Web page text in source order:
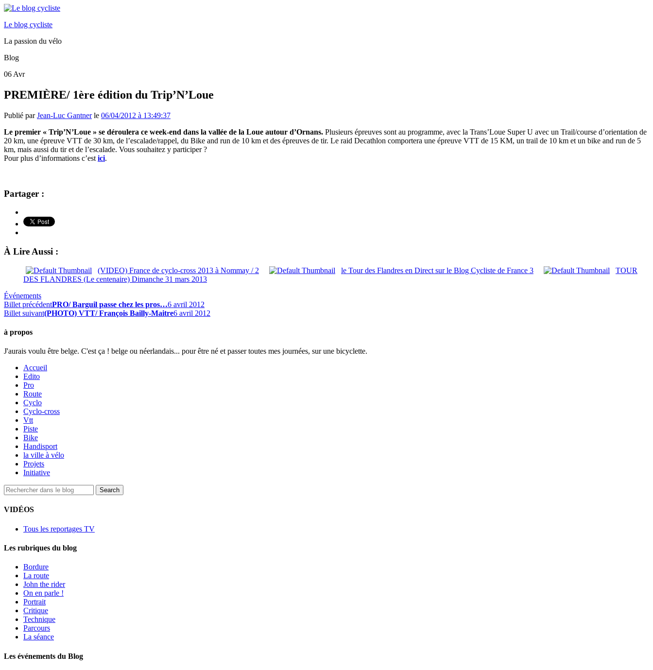
Le blog cycliste
La passion du vélo
Blog
06 Avr
PREMIÈRE/ 1ère édition du Trip’N’Loue
Publié parJean-Luc Gantnerle 06/04/2012 à 13:49:37
Le premier « Trip’N’Loue » se déroulera ce week-end dans la vallée de la Loue autour d’Ornans. Plusieurs épreuves sont au programme, avec la Trans’Loue Super U avec un Trail/course d’orientation de
20 km, une épreuve VTT de 30 km, de l’escalade/rappel, du Bike and run de 10 km et des épreuves de tir. Le raid Decathlon comportera une épreuve VTT de 15 KM, un trail de 10 km et un bike and run de 5
km, mais aussi du tir et de l’escalade. Vous souhaitez y participer ?
Pour plus d’informations c’est ici.
Partager :
À Lire Aussi :
(VIDEO) France de cyclo-cross 2013 à Nommay / 2 le Tour des Flandres en Direct sur le Blog Cycliste de France 3
TOUR
DES FLANDRES (Le centenaire) Dimanche 31 mars 2013
Événements
Billet précédentPRO/ Barguil passe chez les pros…6 avril 2012
Billet suivant(PHOTO) VTT/ François Bailly-Maitre6 avril 2012
à propos
J'aurais voulu être belge. C'est ça ! belge ou néerlandais... pour être né et passer toutes mes journées, sur une bicyclette.
Accueil
Edito
Pro
Route
Cyclo
Cyclo-cross
Vtt
Piste
Bike
Handisport
la ville à vélo
Projets
Initiative
VIDÉOS
Tous les reportages TV
Les rubriques du blog
Bordure
La route
John the rider
On en parle !
Portrait
Critique
Technique
Parcours
La séance
Les événements du Blog